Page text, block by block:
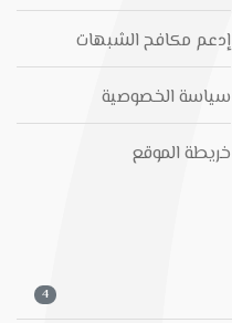
إدعم مكافح الشبهات
سياسة الخصوصية
خريطة الموقع
4